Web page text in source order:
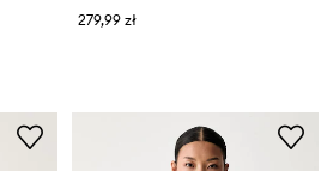
279,99 zł